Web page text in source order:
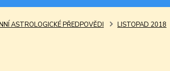
ASTROLOGICKÉ PŘEDPOVĚDI LISTOPAD 2018